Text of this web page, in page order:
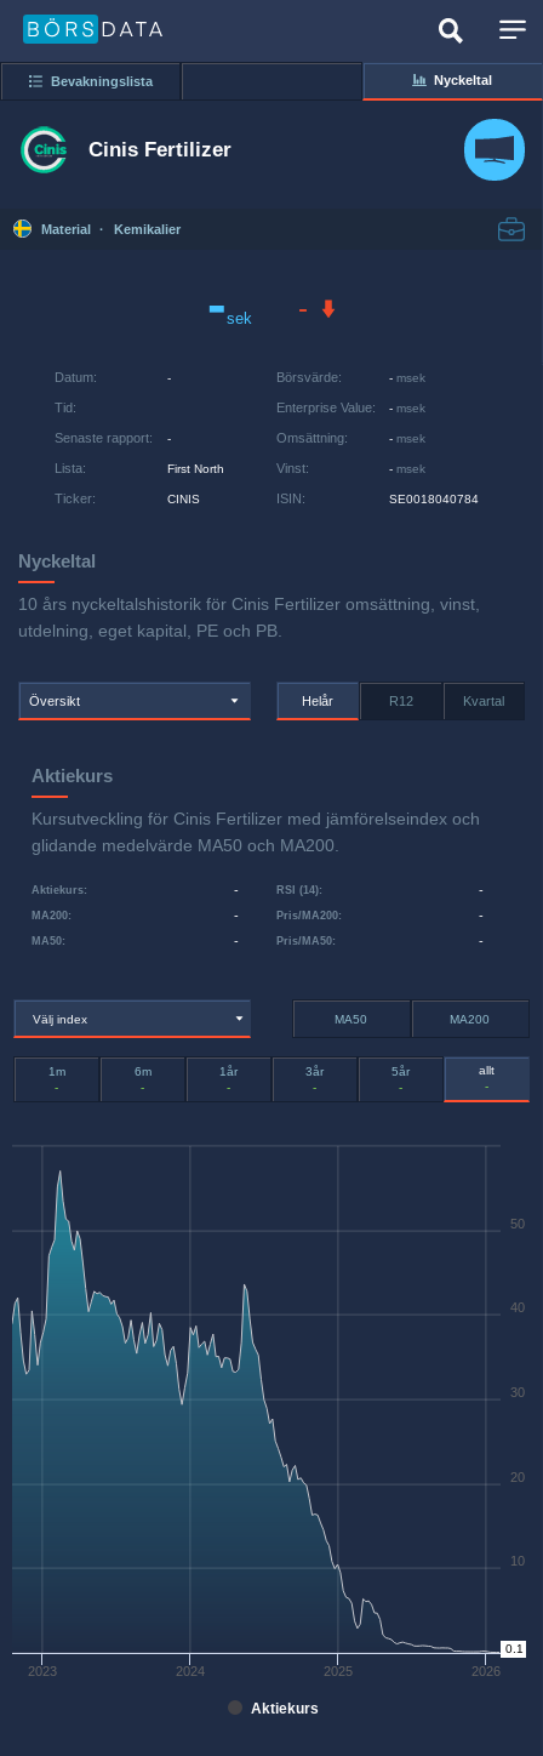
Bevakningslista Nyckeltal
Cinis Fertilizer
Material · Kemikalier
-sek -
Datum: -
Tid:
Senaste rapport: -
Lista: First North
Ticker: CINIS
Börsvärde: - msek
Enterprise Value: - msek
Omsättning: - msek
Vinst: - msek
ISIN: SE0018040784
Nyckeltal
10 års nyckeltalshistorik för Cinis Fertilizer omsättning, vinst,
utdelning, eget kapital, PE och PB.
Översikt Helår R12 Kvartal
Aktiekurs
Kursutveckling för Cinis Fertilizer med jämförelseindex och
glidande medelvärde MA50 och MA200.
Aktiekurs: -
MA50: -
MA200: - Pris/MA200: -
RSI (14): -
Pris/MA50: -
Välj index MA50 MA200
1m
-
6m
-
1år
-
3år
-
5år
-
allt
-
Aktiekurs
2023 2024 2025 2026
0
10
20
30
40
50
0.1